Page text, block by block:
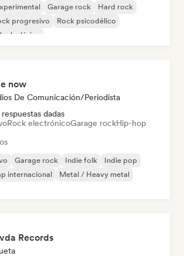
Garage rock
Hard rock
progresivo
Rock psicodélico
clásico
now
De Comunicación/Periodista
dadas
Rock electrónicoGarage rockHip-hop
Garage rock Indie folk
Indie pop
internacional
Metal / Heavy metal
Records